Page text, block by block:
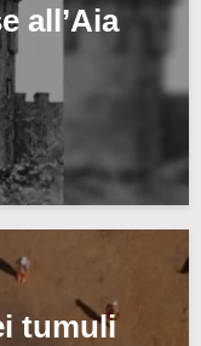
all’Aia
tumuli